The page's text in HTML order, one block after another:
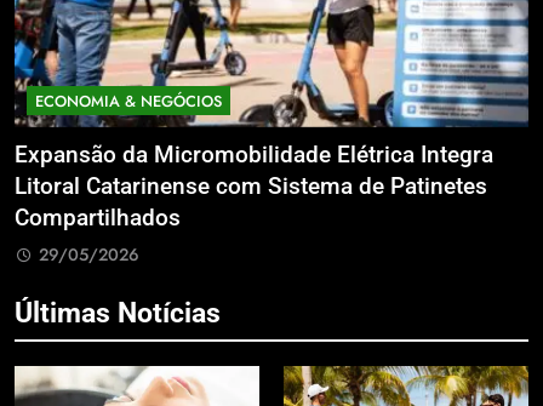
ECONOMIA & NEGÓCIOS
Expansão da Micromobilidade Elétrica Integra
Litoral Catarinense com Sistema de Patinetes
Compartilhados
29/05/2026
Últimas Notícias